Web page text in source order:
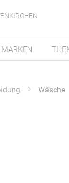
MARKEN
Wäsche